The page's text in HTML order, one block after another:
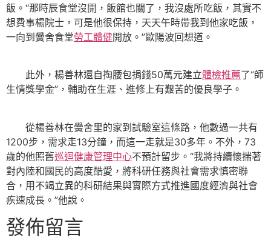
飯。“那時辰食堂沒開，飯館也關了，我沒處所吃飯，其實不
想費事楊院士，可是他很保持，天天午時帶我到他家吃飯，
一向到黌舍食堂勞工體健開放。”歐陽波回想道。
此外，楊善林還自掏腰包捐錢50萬元建立體檢推薦了“師
生情獎學金”，輔助在生涯、進修上有艱苦的優良學子。
從楊善林在黌舍里的家到試驗室這條路，他數過一共有
1200步，需求走13分鐘，而這一走就是30多年。不外，73
歲的他照舊巡迴健康管理中心不預計留步。“我將持續懷揣著
對內陸和國民的高度酷愛，將科研任務與社會需求慎密聯
合，用不竭立異的科研結果與實際方式推進國度經濟與社會
疾速成長。”他說。
發佈留言